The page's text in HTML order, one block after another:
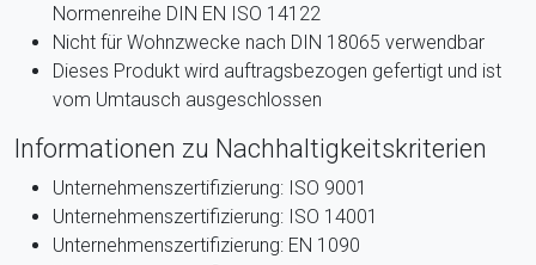
Normenreihe DIN EN ISO 14122
Nicht für Wohnzwecke nach DIN 18065 verwendbar
Dieses Produkt wird auftragsbezogen gefertigt und ist
vom Umtausch ausgeschlossen
Informationen zu Nachhaltigkeitskriterien
Unternehmenszertifizierung: ISO 9001
Unternehmenszertifizierung: ISO 14001
Unternehmenszertifizierung: EN 1090